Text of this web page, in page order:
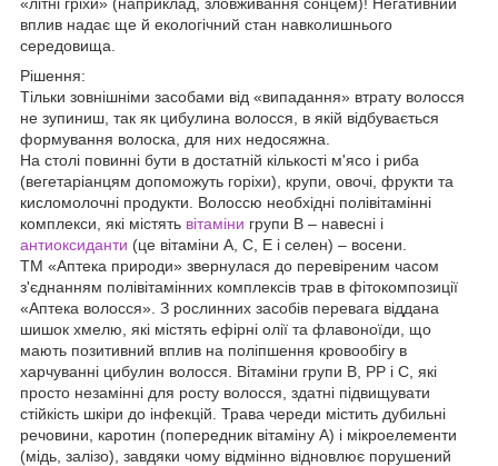
вплив надає ще й екологічний стан навколишнього
середовища.
Рішення:
Тільки зовнішніми засобами від «випадання» втрату волосся
не зупиниш, так як цибулина волосся, в якій відбувається
формування волоска, для них недосяжна.
На столі повинні бути в достатній кількості м'ясо і риба
(вегетаріанцям допоможуть горіхи), крупи, овочі, фрукти та
кисломолочні продукти. Волоссю необхідні полівітамінні
комплекси, які містять вітаміни групи В – навесні і
антиоксиданти (це вітаміни А, С, Е і селен) – восени.
ТМ «Аптека природи» звернулася до перевіреним часом
з'єднанням полівітамінних комплексів трав в фітокомпозиції
«Аптека волосся». З рослинних засобів перевага віддана
шишок хмелю, які містять ефірні олії та флавоноїди, що
мають позитивний вплив на поліпшення кровообігу в
харчуванні цибулин волосся. Вітаміни групи В, РР і С, які
просто незамінні для росту волосся, здатні підвищувати
стійкість шкіри до інфекцій. Трава череди містить дубильні
речовини, каротин (попередник вітаміну А) і мікроелементи
(мідь, залізо), завдяки чому відмінно відновлює порушений